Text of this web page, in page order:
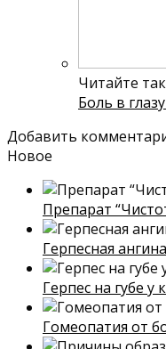
Читайте
Боль в
Добавить
Новое
Препарат
Герпесная ангина
Герпес на губе
Гомеопатия от